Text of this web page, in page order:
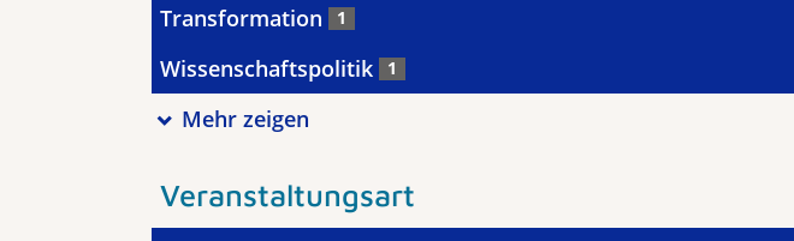
Transformation 1
Wissenschaftspolitik 1
Mehr zeigen
Veranstaltungsart